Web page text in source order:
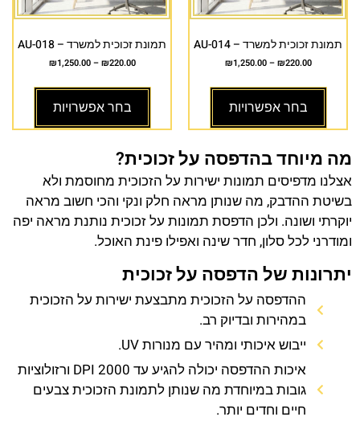
תמונת זכוכית למשרד – AU-014
₪220.00
–
₪1,250.00
בחר אפשרויות
תמונת זכוכית למשרד – AU-018
₪220.00
–
₪1,250.00
בחר אפשרויות
מה מיוחד בהדפסה על זכוכית?
אצלנו מדפיסים תמונות ישירות על הזכוכית מחוסמת ולא
בשיטת ההדבק, מה שנותן מראה חלק ונקי והכי חשוב מראה
יוקרתי ושונה. ולכן הדפסת תמונות על זכוכית נותנת מראה יפה
ומודרני לכל סלון, חדר שינה ואפילו פינת האוכל.
יתרונות של הדפסה על זכוכית
ההדפסה על הזכוכית מתבצעת ישירות על הזכוכית
במהירות ובדיוק רב.
ייבוש איכותי ומהיר עם מנורות UV.
איכות ההדפסה יכולה להגיע עד 2000 DPI ורזולוציות
גובות במיוחדת מה שנותן לתמונת הזכוכית צבעים
חיים וחדים יותר.